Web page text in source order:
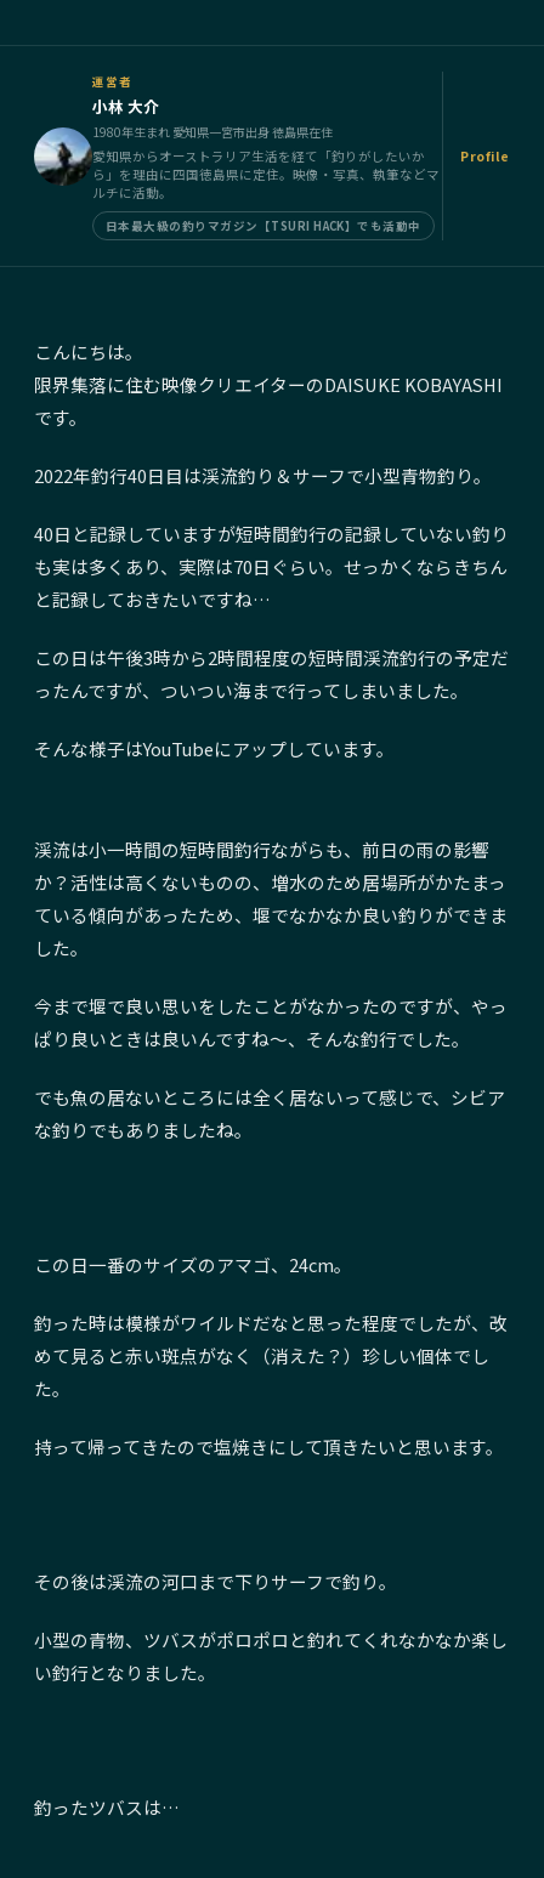
運営者
小林 大介
1980年生まれ 愛知県一宮市出身 徳島県在住
愛知県からオーストラリア生活を経て「釣りがしたいか
ら」を理由に四国徳島県に定住。映像・写真、執筆などマ
ルチに活動。
日本最大級の釣りマガジン【TSURI HACK】でも活動中
Profile
こんにちは。
限界集落に住む映像クリエイターのDAISUKE KOBAYASHI
です。
2022年釣行40日目は渓流釣り＆サーフで小型青物釣り。
40日と記録していますが短時間釣行の記録していない釣り
も実は多くあり、実際は70日ぐらい。せっかくならきちん
と記録しておきたいですね…
この日は午後3時から2時間程度の短時間渓流釣行の予定だ
ったんですが、ついつい海まで行ってしまいました。
そんな様子はYouTubeにアップしています。
渓流は小一時間の短時間釣行ながらも、前日の雨の影響
か？活性は高くないものの、増水のため居場所がかたまっ
ている傾向があったため、堰でなかなか良い釣りができま
した。
今まで堰で良い思いをしたことがなかったのですが、やっ
ぱり良いときは良いんですね〜、そんな釣行でした。
でも魚の居ないところには全く居ないって感じで、シビア
な釣りでもありましたね。
この日一番のサイズのアマゴ、24cm。
釣った時は模様がワイルドだなと思った程度でしたが、改
めて見ると赤い斑点がなく（消えた？）珍しい個体でし
た。
持って帰ってきたので塩焼きにして頂きたいと思います。
その後は渓流の河口まで下りサーフで釣り。
小型の青物、ツバスがポロポロと釣れてくれなかなか楽し
い釣行となりました。
釣ったツバスは…